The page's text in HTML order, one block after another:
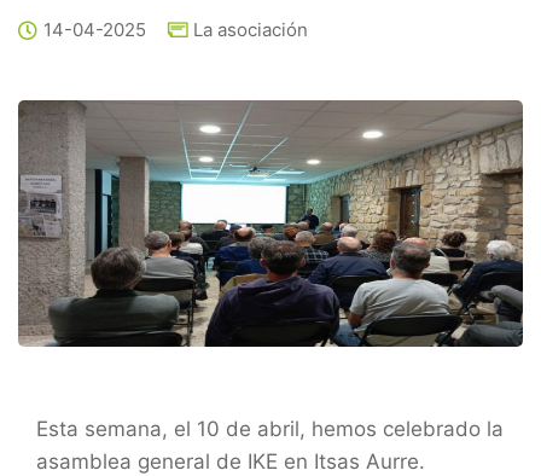
14-04-2025 La asociación
Esta semana, el 10 de abril, hemos celebrado la
asamblea general de IKE en Itsas Aurre.